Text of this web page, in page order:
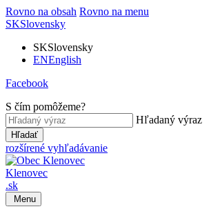
Rovno na obsah Rovno na menu
SKSlovensky
SKSlovensky
ENEnglish
Facebook
S čím pomôžeme?
Hľadaný výraz
Hľadať
rozšírené vyhľadávanie
Klenovec
.sk
Menu